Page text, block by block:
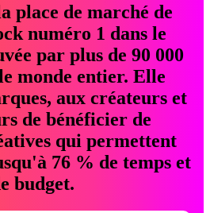
place de marché de
numéro 1 dans le
par plus de 90 000
monde entier. Elle
aux créateurs et
de bénéficier de
qui permettent
76 % de temps et
budget.